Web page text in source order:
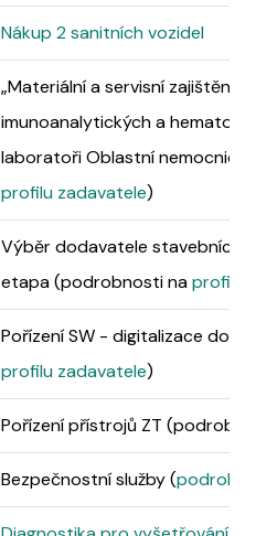
Nákup 2 sanitních vozidel
„Materiální a servisní zajištění
imunoanalytických a
laboratoři Oblastní nemocnice
profilu zadavatele)
Výběr dodavatele stavebních
etapa (podrobnosti naprofilu
Pořízení SW - digitalizace
profilu zadavatele)
Pořízení přístrojů ZT
Bezpečnostní služby (